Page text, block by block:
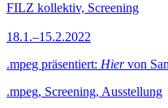
FILZ kollektiv, Screening
18.1.–15.2.2022
.mpeg präsentiert: Hiervon
.mpeg, Screening, Ausstellung